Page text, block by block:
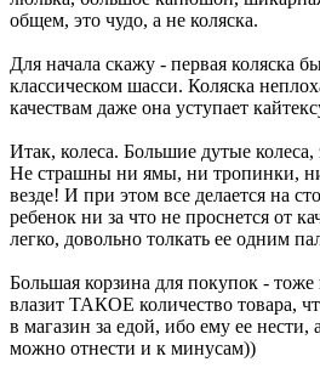
общем, это чудо, а не коляска.
Для начала скажу - первая коляска
классическом шасси. Коляска
качествам даже она уступает
Итак, колеса. Большие дутые
Не страшны ни ямы, ни тропинки,
везде! И при этом все делается на
ребенок ни за что не проснется от
легко, довольно толкать ее одним
Большая корзина для покупок -
влазит ТАКОЕ количество товара,
в магазин за едой, ибо ему ее
можно отнести и к минусам))